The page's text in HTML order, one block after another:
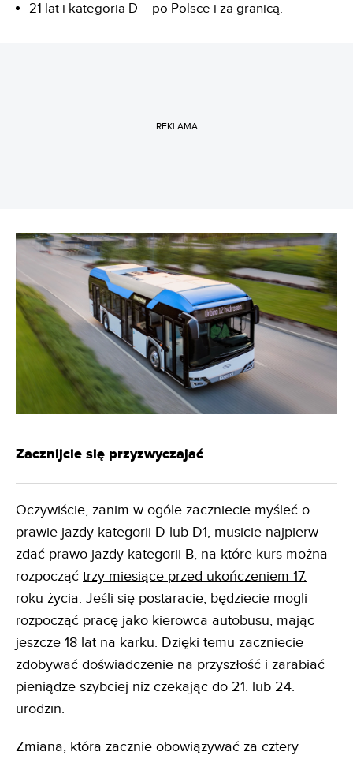
21 lat i kategoria D – po Polsce i za granicą.
REKLAMA
Zacznijcie się przyzwyczajać
Oczywiście, zanim w ogóle zaczniecie myśleć o
prawie jazdy kategorii D lub D1, musicie najpierw
zdać prawo jazdy kategorii B, na które kurs można
rozpocząć trzy miesiące przed ukończeniem 17.
roku życia. Jeśli się postaracie, będziecie mogli
rozpocząć pracę jako kierowca autobusu, mając
jeszcze 18 lat na karku. Dzięki temu zaczniecie
zdobywać doświadczenie na przyszłość i zarabiać
pieniądze szybciej niż czekając do 21. lub 24.
urodzin.
Zmiana, która zacznie obowiązywać za cztery